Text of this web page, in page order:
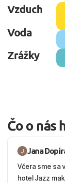
Vzduch
Voda
Zrážky
Čo o nás
Jana
Včera sme sa
hotel Jazz